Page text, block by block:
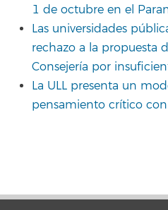
1 de octubre en el
Las universidades
rechazo a la propuesta
Consejería por
La ULL presenta un
pensamiento crítico